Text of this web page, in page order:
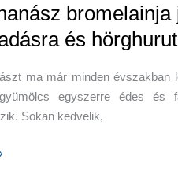
bromelainja
és
ma már minden évszakban
egyszerre édes és
Sokan kedvelik,